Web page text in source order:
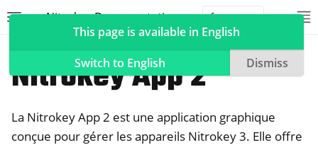
Nitrokey Documentation
navigation of Nitrokeys
Nitrokey App 2
La Nitrokey App 2 est une application graphique
conçue pour gérer les appareils Nitrokey 3. Elle offre
This page is available in English
Switch to English
Dismiss